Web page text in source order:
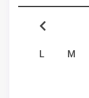
L M